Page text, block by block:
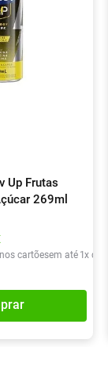
Up Frutas
269ml
cartõesem até 1x de